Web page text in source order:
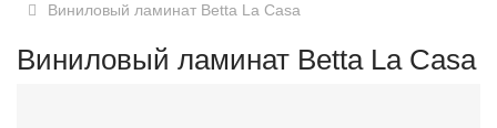
Виниловый ламинат Betta La Casa
Виниловый ламинат Betta La Casa